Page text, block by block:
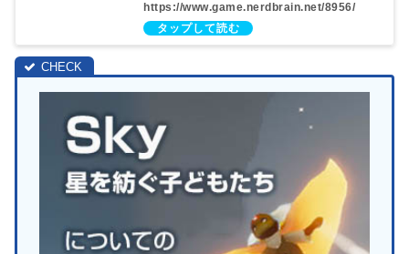
https://www.game.nerdbrain.net/8956/